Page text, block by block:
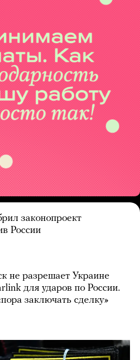
законопроект
России
не разрешает Украине
для ударов по России.
заключать сделку»